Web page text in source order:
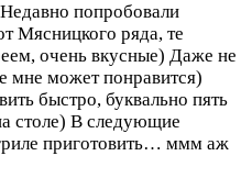
Недавно попробовали
Мясницкого ряда, те
очень вкусные) Даже не
мне может понравится)
быстро, буквально пять
столе) В следующие
приготовить… ммм аж